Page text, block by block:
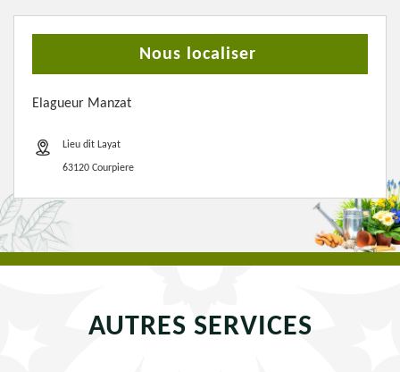
Nous localiser
Elagueur Manzat
Lieu dit Layat
63120 Courpiere
AUTRES SERVICES